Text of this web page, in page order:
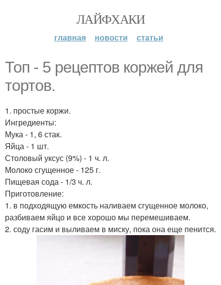
ЛАЙФХАКИ
главная новости статьи
Топ - 5 рецептов коржей для
тортов.
1. простые коржи.
Ингредиенты:
Мука - 1, 6 стак.
Яйца - 1 шт.
Столовый уксус (9%) - 1 ч. л.
Молоко сгущенное - 125 г.
Пищевая сода - 1/3 ч. л.
Приготовление:
1. в подходящую емкость наливаем сгущенное молоко,
разбиваем яйцо и все хорошо мы перемешиваем.
2. соду гасим и выливаем в миску, пока она еще пенится.